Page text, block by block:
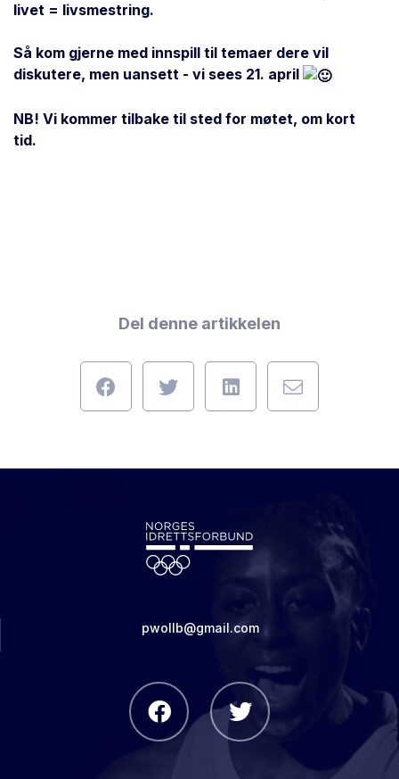
livet = livsmestring.
Så kom gjerne med innspill til temaer dere vil
diskutere, men uansett - vi sees 21. april
NB! Vi kommer tilbake til sted for møtet, om kort
tid.
Del denne artikkelen
pwollb@gmail.com